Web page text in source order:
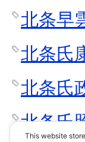
北条早
北条氏
北条氏
北条氏
This website